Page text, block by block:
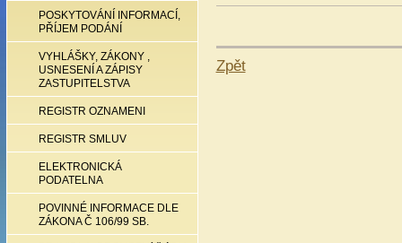
POSKYTOVÁNÍ INFORMACÍ,
PŘÍJEM PODÁNÍ
VYHLÁŠKY, ZÁKONY ,
USNESENÍ A ZÁPISY
ZASTUPITELSTVA
REGISTR OZNAMENI
REGISTR SMLUV
ELEKTRONICKÁ
PODATELNA
POVINNÉ INFORMACE DLE
ZÁKONA Č 106/99 SB.
Zpět